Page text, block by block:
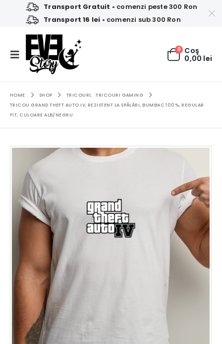
Transport Gratuit • comenzi peste 300 Ron
Transport 16 lei • comenzi sub 300 Ron
0 Coş
0,00 lei
HOME SHOP TRICOURI,
TRICOURI GAMING
TRICOU GRAND THEFT AUTO IV, REZISTENT LA SPĂLĂRI, BUMBAC 100%, REGULAR
FIT, CULOARE ALB/NEGRU